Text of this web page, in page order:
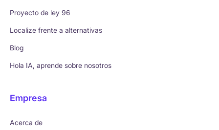
Proyecto de ley 96
Localize frente a alternativas
Blog
Hola IA, aprende sobre nosotros
Empresa
Acerca de